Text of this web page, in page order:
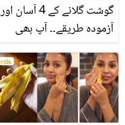
گوشت گلانے کے 4 آسان اور
آزمودہ طریقے۔۔ آپ بھی
بتائے راز